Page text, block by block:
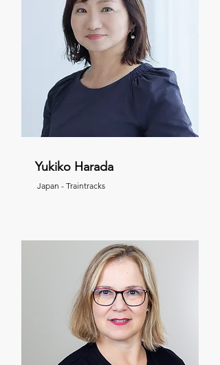
Yukiko Harada
Japan - Traintracks